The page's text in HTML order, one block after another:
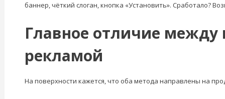
баннер, чёткий слоган, кнопка «Установить». Сработало?
Главное отличие между
рекламой
На поверхности кажется, что оба метода направлены на